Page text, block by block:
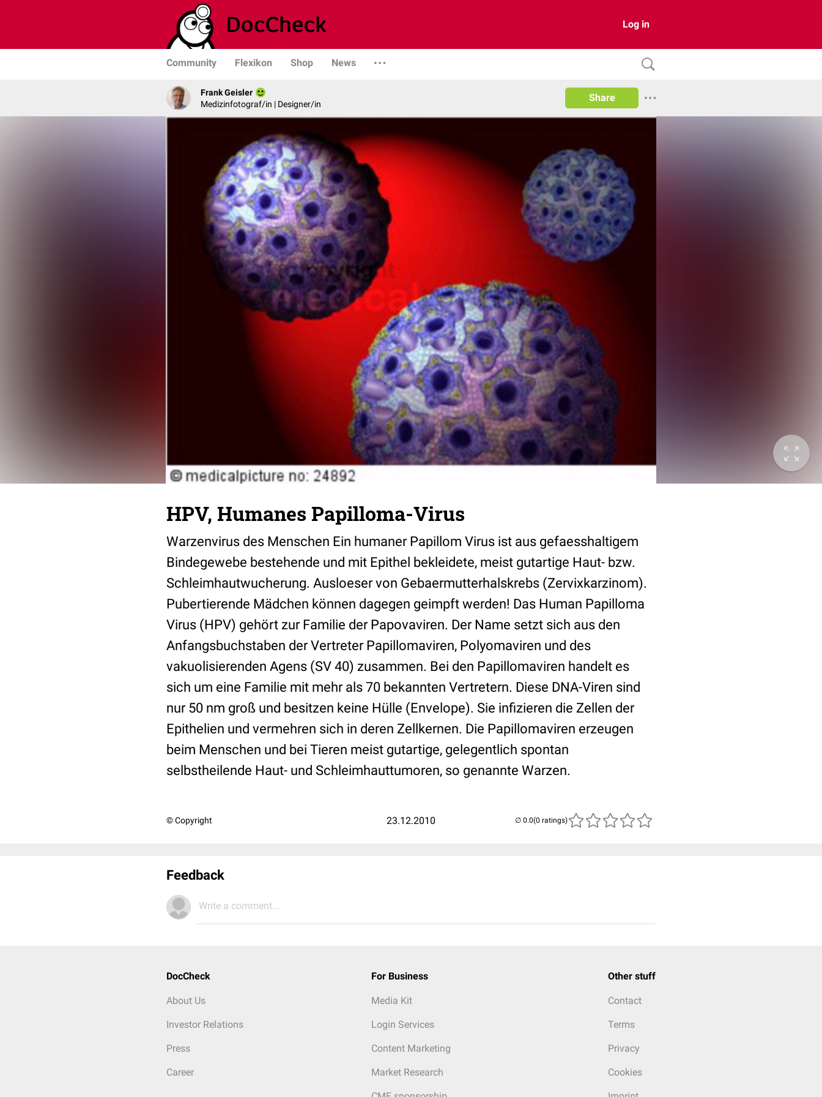
Log in
Community Flexikon Shop News
Frank Geisler
Medizinfotograf/in | Designer/in
Share
HPV, Humanes Papilloma-Virus
Warzenvirus des Menschen Ein humaner Papillom Virus ist aus gefaesshaltigem
Bindegewebe bestehende und mit Epithel bekleidete, meist gutartige Haut- bzw.
Schleimhautwucherung. Ausloeser von Gebaermutterhalskrebs (Zervixkarzinom).
Pubertierende Mädchen können dagegen geimpft werden! Das Human Papilloma
Virus (HPV) gehört zur Familie der Papovaviren. Der Name setzt sich aus den
Anfangsbuchstaben der Vertreter Papillomaviren, Polyomaviren und des
vakuolisierenden Agens (SV 40) zusammen. Bei den Papillomaviren handelt es
sich um eine Familie mit mehr als 70 bekannten Vertretern. Diese DNA-Viren sind
nur 50 nm groß und besitzen keine Hülle (Envelope). Sie infizieren die Zellen der
Epithelien und vermehren sich in deren Zellkernen. Die Papillomaviren erzeugen
beim Menschen und bei Tieren meist gutartige, gelegentlich spontan
selbstheilende Haut- und Schleimhauttumoren, so genannte Warzen.
© Copyright 23.12.2010 (0 ratings)
Feedback
Write a comment...
DocCheck
About Us
Investor Relations
Press
Career
For Business
Media Kit
Login Services
Content Marketing
Market Research
Other stuff
Contact
Terms
Privacy
Cookies